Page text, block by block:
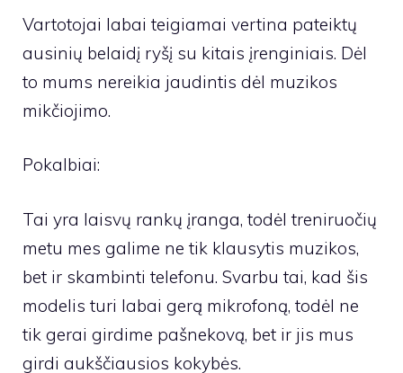
Vartotojai labai teigiamai vertina pateiktų
ausinių belaidį ryšį su kitais įrenginiais. Dėl
to mums nereikia jaudintis dėl muzikos
mikčiojimo.
Pokalbiai:
Tai yra laisvų rankų įranga, todėl treniruočių
metu mes galime ne tik klausytis muzikos,
bet ir skambinti telefonu. Svarbu tai, kad šis
modelis turi labai gerą mikrofoną, todėl ne
tik gerai girdime pašnekovą, bet ir jis mus
girdi aukščiausios kokybės.